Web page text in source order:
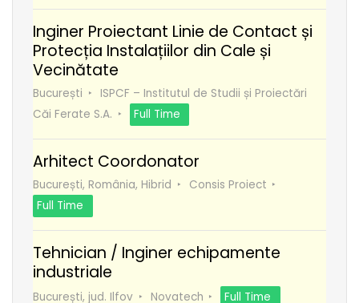
Inginer Proiectant Linie de Contact și
Protecția Instalațiilor din Cale și
Vecinătate
București
ISPCF – Institutul de Studii și Proiectări
Căi Ferate S.A.
Full Time
Arhitect Coordonator
București, România, Hibrid
Consis Proiect
Full Time
Tehnician / Inginer echipamente
industriale
București, jud. Ilfov Novatech Full Time